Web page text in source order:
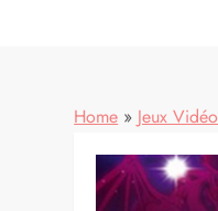
Home » Jeux Vidéo